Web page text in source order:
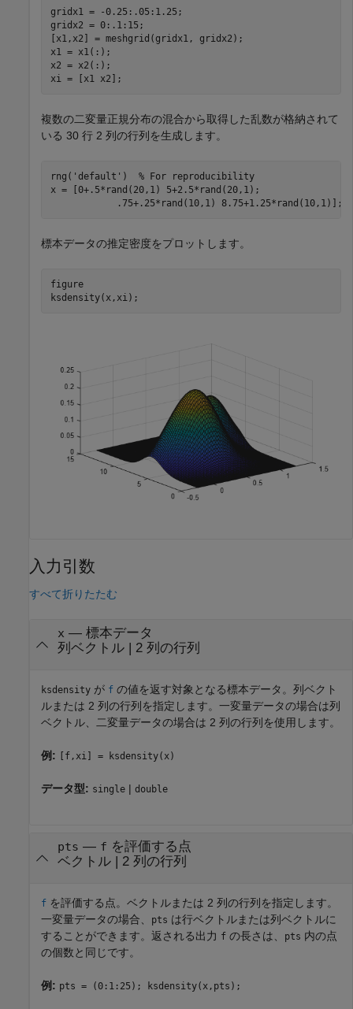
gridx1 = -0.25:.05:1.25;
gridx2 = 0:.1:15;
[x1,x2] = meshgrid(gridx1, gridx2);
x1 = x1(:);
x2 = x2(:);
xi = [x1 x2];
複数の二変量正規分布の混合から取得した乱数が格納されて
いる 30 行 2 列の行列を生成します。
rng( 'default' ) % For reproducibility
x = [0+.5*rand(20,1) 5+2.5*rand(20,1);
            .75+.25*rand(10,1) 8.75+1.25*rand(10,1)];
標本データの推定密度をプロットします。
figure
ksdensity(x,xi);
入力引数
すべて折りたたむ
x — 標本データ
列ベクトル| 2 列の行列
ksdensity が f の値を返す対象となる標本データ。列ベクト
ルまたは 2 列の行列を指定します。一変量データの場合は列
ベクトル、二変量データの場合は 2 列の行列を使用します。
例: [f,xi] = ksdensity(x)
データ型: single | double
pts — f を評価する点
ベクトル| 2 列の行列
f を評価する点。ベクトルまたは 2 列の行列を指定します。
一変量データの場合、
pts は行ベクトルまたは列ベクトルに
することができます。返される出力 f の長さは、 pts 内の点
の個数と同じです。
例: pts = (0:1:25); ksdensity(x,pts);